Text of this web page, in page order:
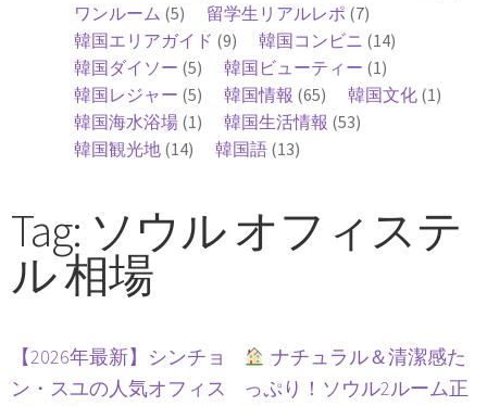
ワンルーム (5) 留学生リアルレポ (7)
韓国エリアガイド (9) 韓国コンビニ (14)
韓国ダイソー (5) 韓国ビューティー (1)
韓国レジャー (5) 韓国情報 (65) 韓国文化 (1)
韓国海水浴場 (1) 韓国生活情報 (53)
韓国観光地 (14) 韓国語 (13)
Tag: ソウル オフィステ
ル 相場
【2026年最新】シンチョ
ン・スユの人気オフィス
ナチュラル＆清潔感た
っぷり！ソウル2ルーム正